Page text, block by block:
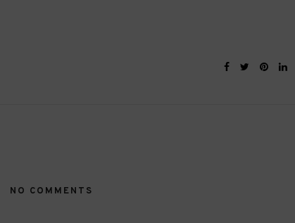
NO COMMENTS